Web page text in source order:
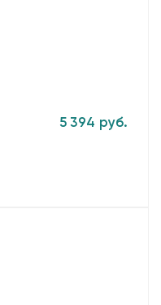
5 394 руб.